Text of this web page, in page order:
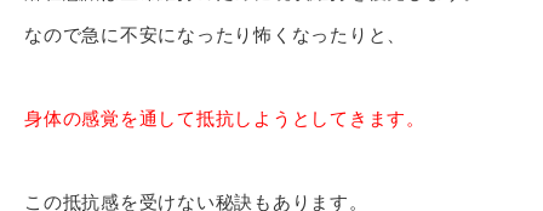
なので急に不安になったり怖くなったりと、
身体の感覚を通して抵抗しようとしてきます。
この抵抗感を受けない秘訣もあります。